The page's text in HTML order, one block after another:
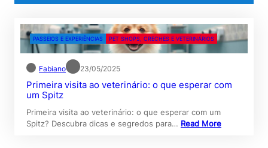
PASSEIOS E EXPERIÊNCIAS PET SHOPS, CRECHES E VETERINÁRIOS
Fabiano 23/05/2025
Primeira visita ao veterinário: o que esperar com
um Spitz
Primeira visita ao veterinário: o que esperar com um
Spitz? Descubra dicas e segredos para… Read More